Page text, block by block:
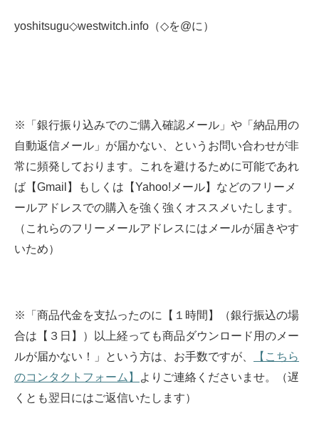
yoshitsugu◇westwitch.info（◇を@に）
※「銀行振り込みでのご購入確認メール」や「納品用の
自動返信メール」が届かない、というお問い合わせが非
常に頻発しております。これを避けるために可能であれ
ば【Gmail】もしくは【Yahoo!メール】などのフリーメ
ールアドレスでの購入を強く強くオススメいたします。
（これらのフリーメールアドレスにはメールが届きやす
いため）
※「商品代金を支払ったのに【１時間】（銀行振込の場
合は【３日】）以上経っても商品ダウンロード用のメー
ルが届かない！」という方は、お手数ですが、
【こちら
のコンタクトフォーム】
よりご連絡くださいませ。（遅
くとも翌日にはご返信いたします）